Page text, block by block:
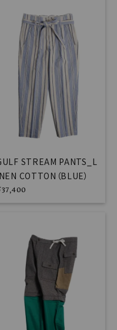
STREAM PANTS_L
COTTON（BLUE）
37,400